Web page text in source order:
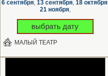
6 сентября, 13 сентября, 18 октября,
21 ноября,
выбрать дату
МАЛЫЙ ТЕАТР